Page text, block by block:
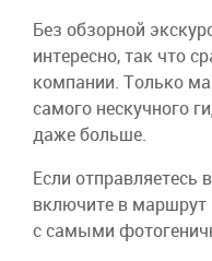
Без обзорной
интересно, так что
компании. Только
самого нескучного
даже больше.
Если отправляетесь
включите в маршрут
с самыми